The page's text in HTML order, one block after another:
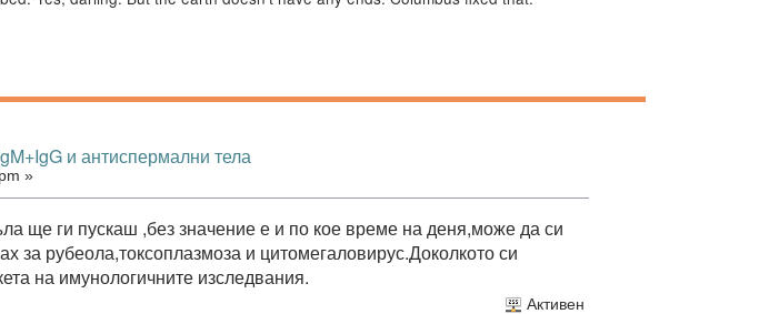
и антиспермални тела
»
ще ги пускаш ,без значение е и по кое време на деня,може да си
за рубеола,токсоплазмоза и цитомегаловирус.Доколкото си
на имунологичните изследвания.
Активен